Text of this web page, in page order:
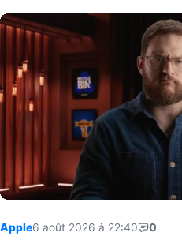
Apple6 août 2026 à 22:40 0